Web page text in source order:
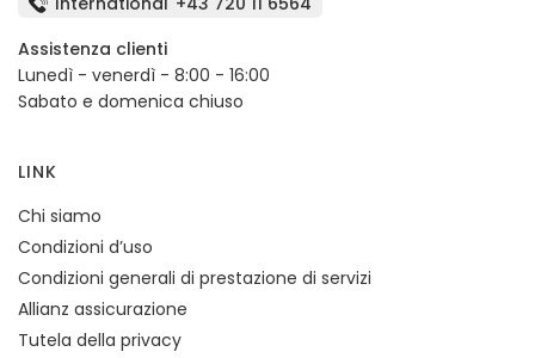
Assistenza clienti
Lunedì - venerdì - 8:00 - 16:00
Sabato e domenica chiuso
LINK
Chi siamo
Condizioni d’uso
Condizioni generali di prestazione di servizi
Allianz assicurazione
Tutela della privacy